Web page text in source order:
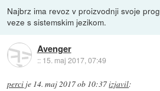
Najbrz ima revoz v proizvodnji svoje
veze s sistemskim jezikom.
Avenger
:: 15. maj 2017, 07:49
perci je 14. maj 2017 ob 10:37izjavil: